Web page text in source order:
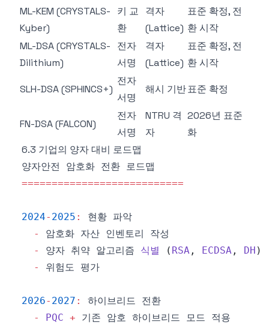
ML-KEM (CRYSTALS-
Kyber)
키 교
환
격자
(Lattice)
표준 확정, 전
환 시작
ML-DSA (CRYSTALS-
Dilithium)
전자
서명
격자
(Lattice)
표준 확정, 전
환 시작
SLH-DSA (SPHINCS+)
전자
서명
해시 기반표준 확정
FN-DSA (FALCON)
전자
서명
NTRU 격
자
2026년 표준
화
6.3 기업의 양자 대비 로드맵
===========================
2024- 2025 :
-
-
양자 취약 알고리즘 식별 ( RSA , ECDSA , DH )
-
2026- 2027 :
-
PQC +